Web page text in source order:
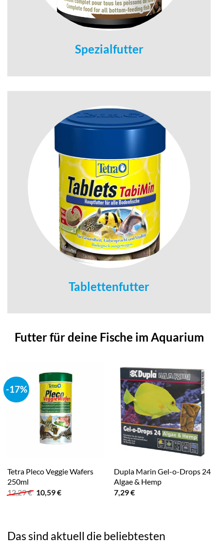
Spezialfutter
Tablettenfutter
Futter für deine Fische im Aquarium
-17%
Tetra Pleco Veggie Wafers
250ml
12,29€ Ursprünglicher
10,59€Aktueller
Dupla Marin Gel-o-Drops 24
Algae & Hemp
7,29€
Das sind aktuell die beliebtesten